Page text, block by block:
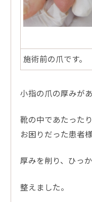
施術前の爪です。
小指の爪の厚みが
靴の中であたった
お困りだった患者様
厚みを削り、ひっ
整えました。